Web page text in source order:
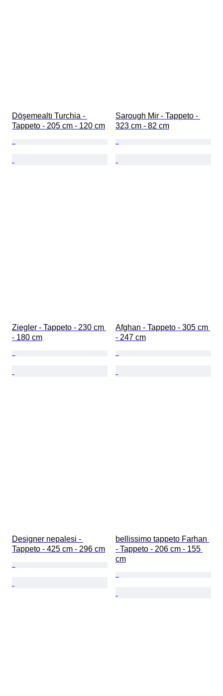
Döşemealtı Turchia -
Tappeto - 205 cm - 120 cm
Sarough Mir - Tappeto -
323 cm - 82 cm
Ziegler - Tappeto - 230 cm
- 180 cm
Afghan - Tappeto - 305 cm
- 247 cm
Designer nepalesi -
Tappeto - 425 cm - 296 cm
bellissimo tappeto Farhan
- Tappeto - 206 cm - 155
cm